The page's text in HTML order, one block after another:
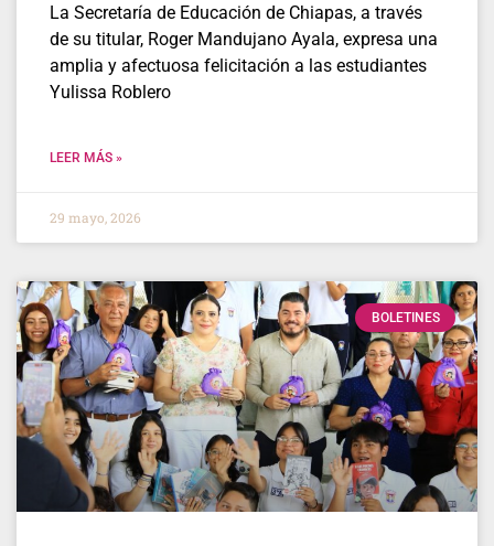
La Secretaría de Educación de Chiapas, a través
de su titular, Roger Mandujano Ayala, expresa una
amplia y afectuosa felicitación a las estudiantes
Yulissa Roblero
LEER MÁS »
29 mayo, 2026
BOLETINES